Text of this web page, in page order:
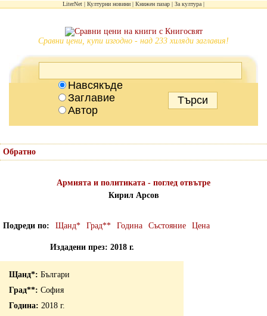
LiterNet Културни новини Книжен пазар За култура
Сравни цени, купи изгодно - над 233 хиляди заглавия!
Навсякъде
Заглавие
Автор
Обратно
Армията и политиката - поглед отвътре
Кирил Арсов
Подреди по Щанд* Град** Година Състояние Цена
Издадени през: 2018 г.
Българи
София
2018 г.